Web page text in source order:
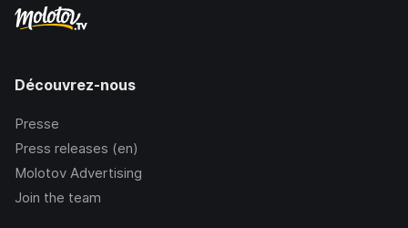
Découvrez-nous
Presse
Press releases (en)
Molotov Advertising
Join the team